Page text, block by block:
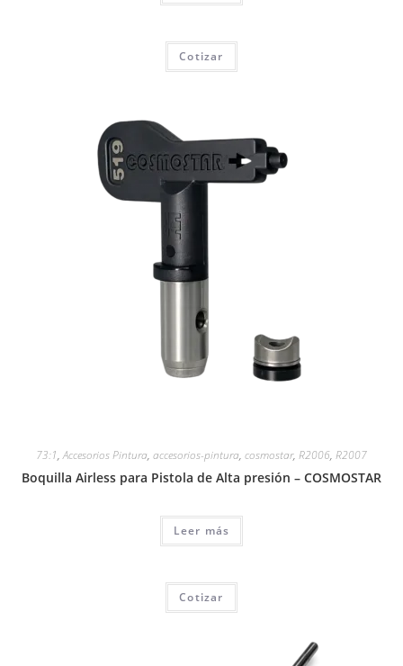
Cotizar
73:1,Accesorios Pintura, accesorios-pintura, cosmostar, R2006, R2007
Boquilla Airless para Pistola de Alta presión – COSMOSTAR
Leer más
Cotizar